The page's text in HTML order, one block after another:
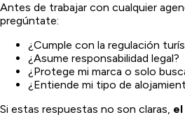
Antes de trabajar con cualquier
pregúntate:
¿Cumple con la regulación
¿Asume responsabilidad legal?
¿Protege mi marca o solo
¿Entiende mi tipo de
Si estas respuestas no son claras,